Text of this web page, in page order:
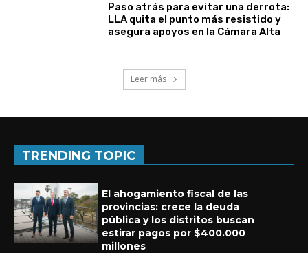
Paso atrás para evitar una derrota:
LLA quita el punto más resistido y
asegura apoyos en la Cámara Alta
Leer más
TRENDING TOPIC
El ahogamiento fiscal de las
provincias: crece la deuda
pública y los distritos buscan
estirar pagos por $400.000
millones